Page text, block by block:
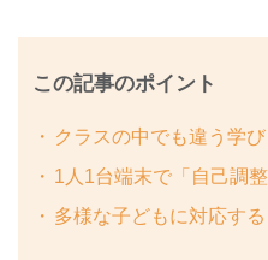
この記事のポイント
クラスの中でも違う学び
1人1台端末で「自己調
多様な子どもに対応す